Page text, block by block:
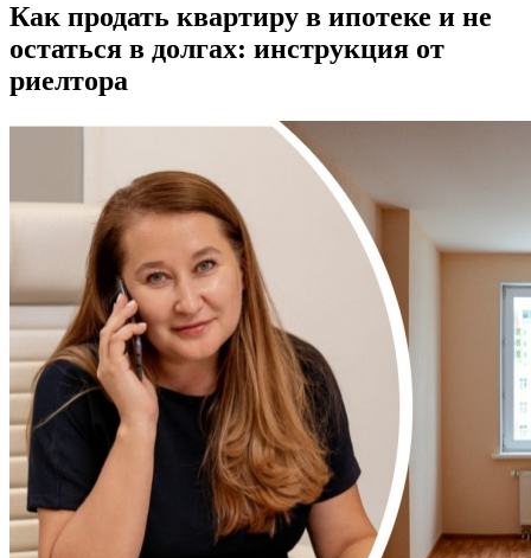
Как продать квартиру в ипотеке и не
остаться в долгах: инструкция от
риелтора